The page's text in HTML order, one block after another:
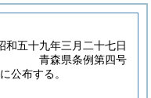
和五十九年三月二十七日
青森県条例第四号
公布する。